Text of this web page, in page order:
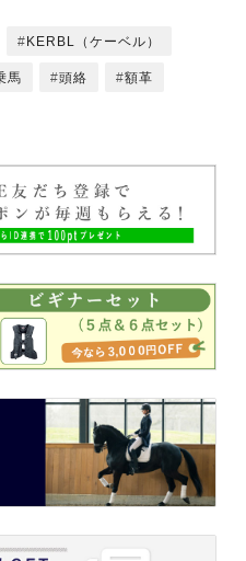
KERBL（ケーベル）
馬 頭絡 額革